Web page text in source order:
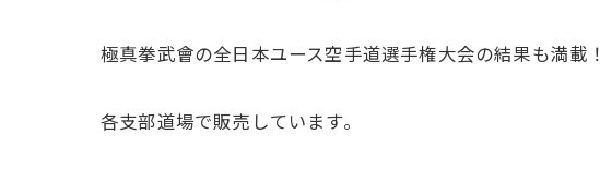
極真拳武會の全日本ユース空手道選手権大会の結果も満載！
各支部道場で販売しています。